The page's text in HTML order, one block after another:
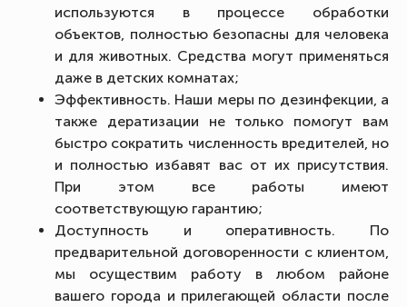
используются в процессе обработки
объектов, полностью безопасны для человека
и для животных. Средства могут применяться
даже в детских комнатах;
Эффективность. Наши меры по дезинфекции, а
также дератизации не только помогут вам
быстро сократить численность вредителей, но
и полностью избавят вас от их присутствия.
При этом все работы имеют
соответствующую гарантию;
Доступность и оперативность. По
предварительной договоренности с клиентом,
мы осуществим работу в любом районе
вашего города и прилегающей области после